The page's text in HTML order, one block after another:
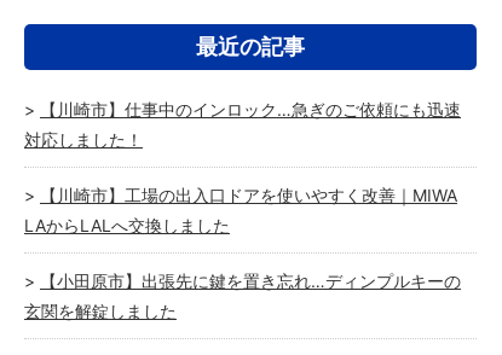
最近の記事
【川崎市】仕事中のインロック…急ぎのご依頼にも迅速
対応しました！
【川崎市】工場の出入口ドアを使いやすく改善｜MIWA
LAからLALへ交換しました
【小田原市】出張先に鍵を置き忘れ…ディンプルキーの
玄関を解錠しました